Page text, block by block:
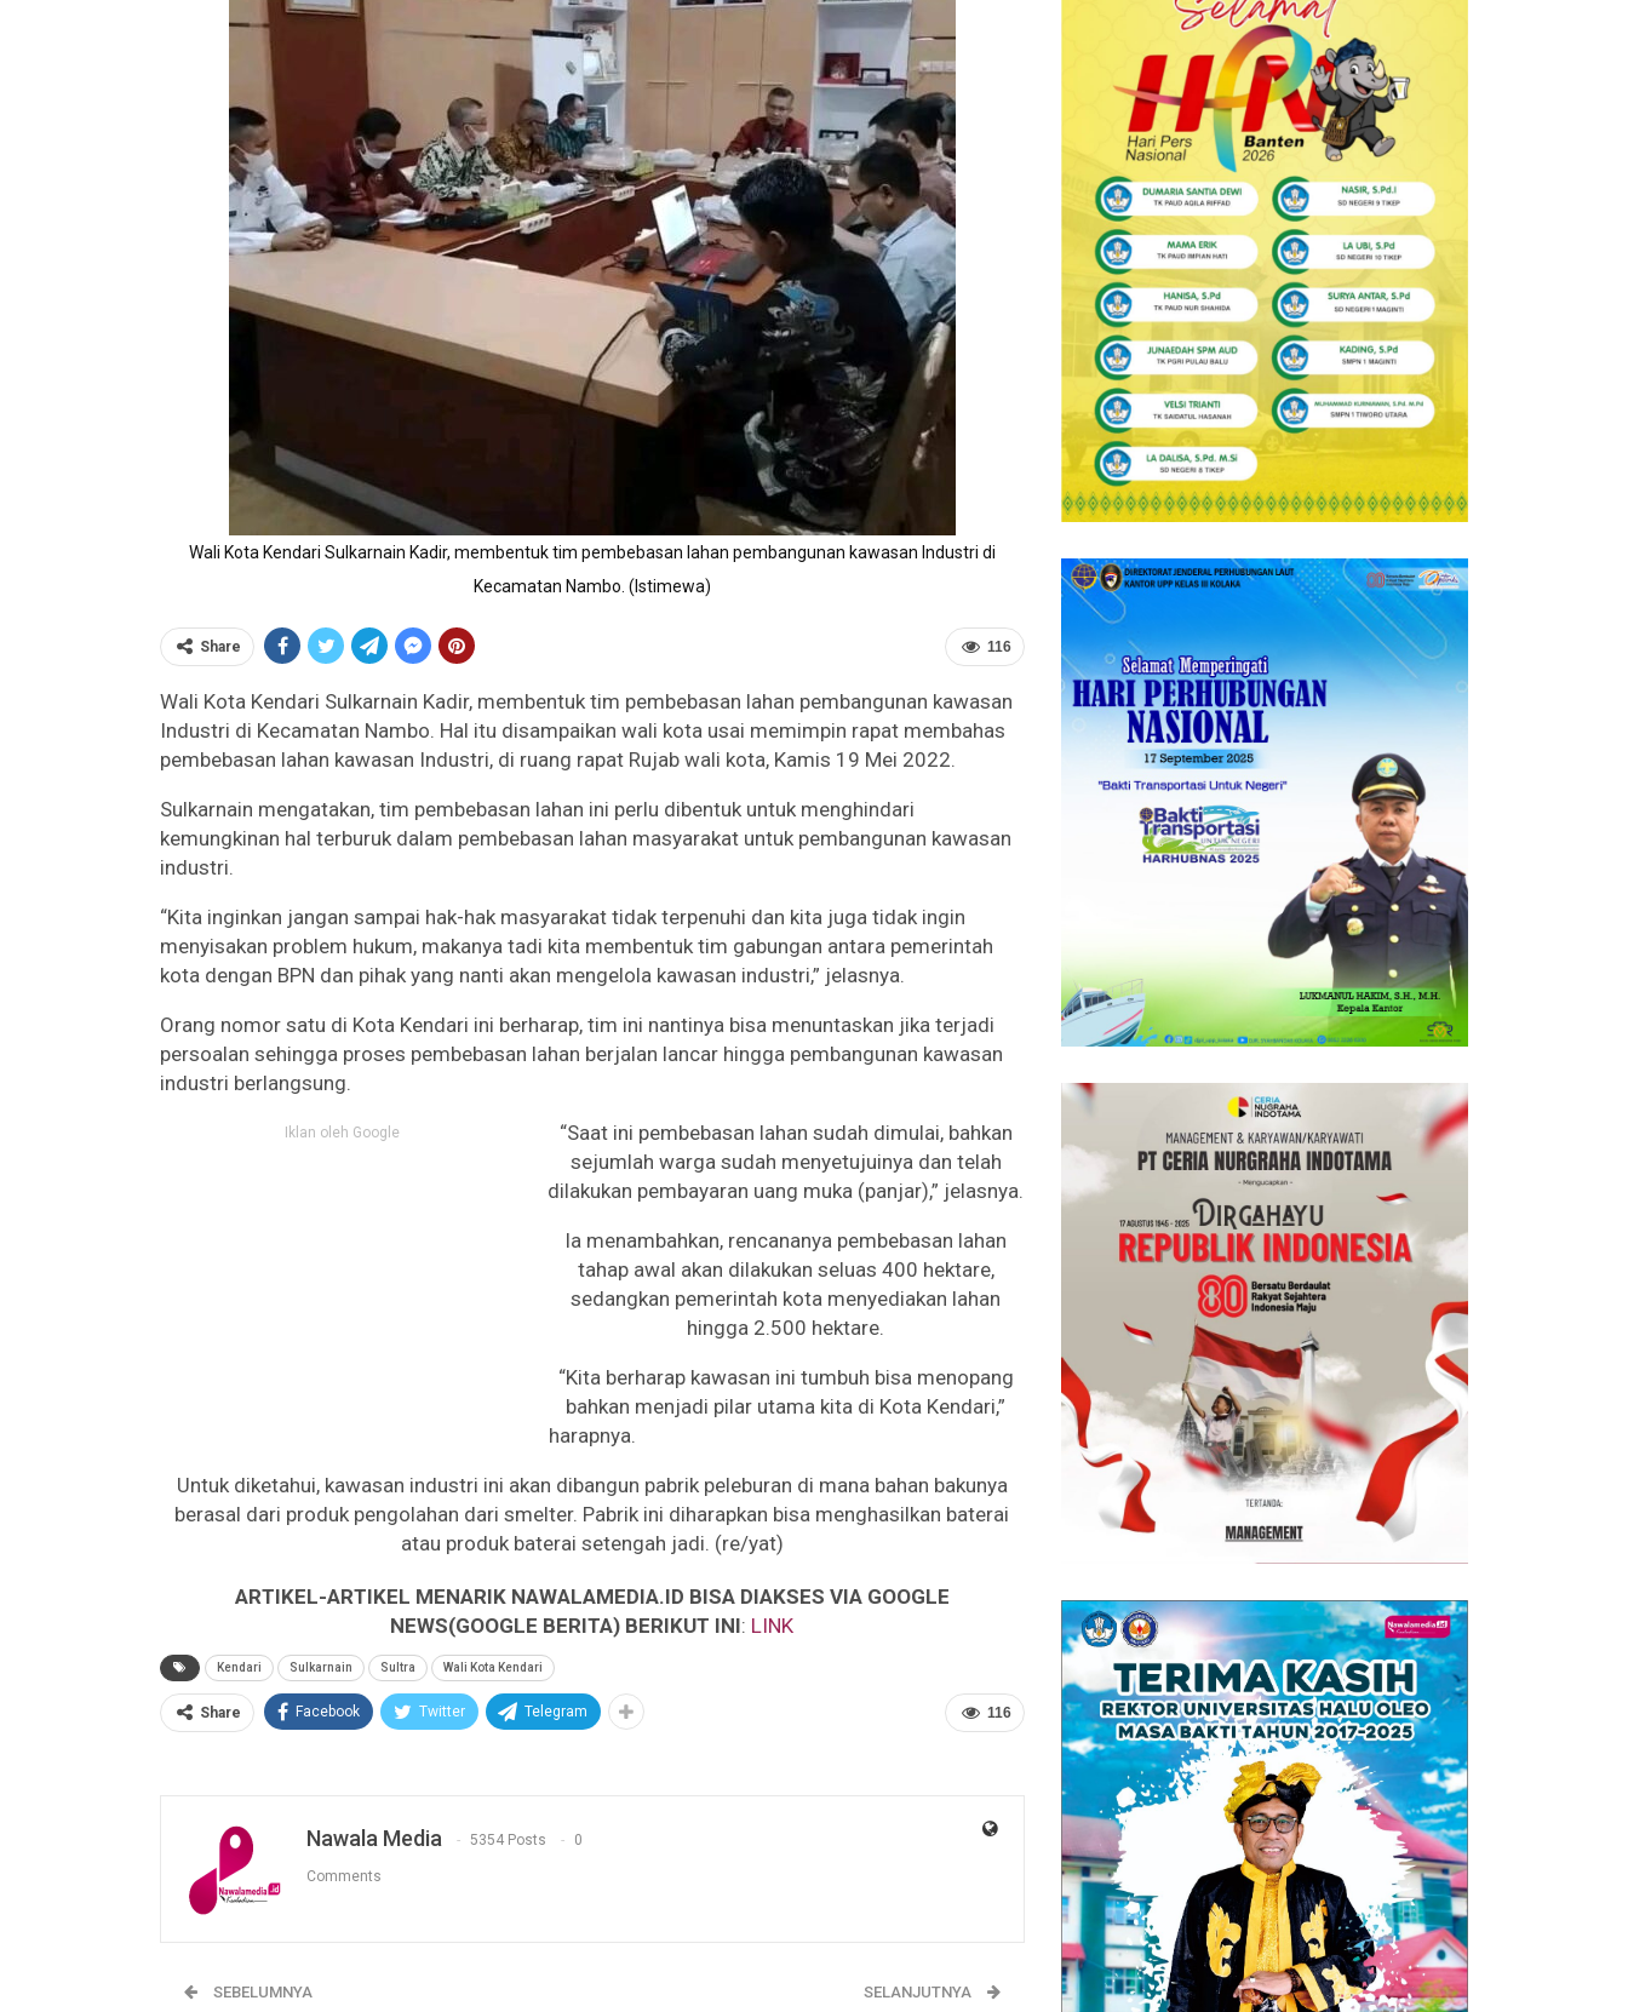
Wali Kota Kendari Sulkarnain Kadir, membentuk tim pembebasan lahan pembangunan kawasan Industri di
Kecamatan Nambo. (Istimewa)
116
Share
Wali Kota Kendari Sulkarnain Kadir, membentuk tim pembebasan lahan pembangunan kawasan
Industri di Kecamatan Nambo. Hal itu disampaikan wali kota usai memimpin rapat membahas
pembebasan lahan kawasan Industri, di ruang rapat Rujab wali kota, Kamis 19 Mei 2022.
Sulkarnain mengatakan, tim pembebasan lahan ini perlu dibentuk untuk menghindari
kemungkinan hal terburuk dalam pembebasan lahan masyarakat untuk pembangunan kawasan
industri.
“Kita inginkan jangan sampai hak-hak masyarakat tidak terpenuhi dan kita juga tidak ingin
menyisakan problem hukum, makanya tadi kita membentuk tim gabungan antara pemerintah
kota dengan BPN dan pihak yang nanti akan mengelola kawasan industri,” jelasnya.
Orang nomor satu di Kota Kendari ini berharap, tim ini nantinya bisa menuntaskan jika terjadi
persoalan sehingga proses pembebasan lahan berjalan lancar hingga pembangunan kawasan
industri berlangsung.
Iklan oleh Google
“Saat ini pembebasan lahan sudah dimulai, bahkan
sejumlah warga sudah menyetujuinya dan telah
dilakukan pembayaran uang muka (panjar),” jelasnya.
Ia menambahkan, rencananya pembebasan lahan
tahap awal akan dilakukan seluas 400 hektare,
sedangkan pemerintah kota menyediakan lahan
hingga 2.500 hektare.
“Kita berharap kawasan ini tumbuh bisa menopang
bahkan menjadi pilar utama kita di Kota Kendari,”
harapnya.
Untuk diketahui, kawasan industri ini akan dibangun pabrik peleburan di mana bahan bakunya
berasal dari produk pengolahan dari smelter. Pabrik ini diharapkan bisa menghasilkan baterai
atau produk baterai setengah jadi. (re/yat)
ARTIKEL-ARTIKEL MENARIK NAWALAMEDIA.ID BISA DIAKSES VIA GOOGLE
NEWS(GOOGLE BERITA) BERIKUT INI: LINK
Kendari Sulkarnain Sultra Wali Kota Kendari
116
Share Facebook Twitter Telegram
Nawala Media 5354 Posts 0
Comments
SEBELUMNYA SELANJUTNYA